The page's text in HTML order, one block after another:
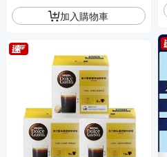
加入購物車